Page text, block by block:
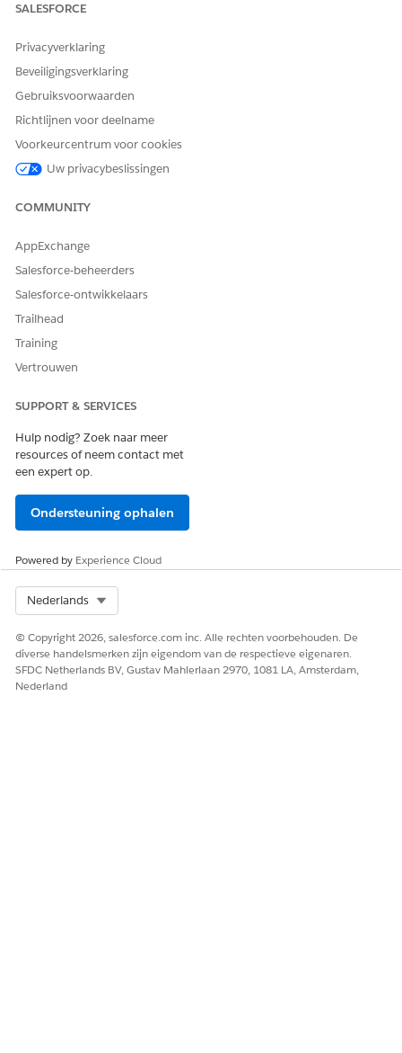
die automatisering mogelijk maken en wijs
kunnen gaan beheren.
Verplaats risico's op één plaats door hun volledige
levenscyclus, van het signaleren van een nieuwe dreiging
tot het sluiten van de lus. Leg risico's vast vanuit een
beheerde scenariobibliotheek, scoor ze automatisch met
de Engine voor bedrijfsregels, koppel de
HEEFT DIT ARTIKEL UW PROBLEEM OPGELOST?
Laat ons weten wat we kunnen doen om te verbeteren!
SALESFORCE
Privacyverklaring
Beveiligingsverklaring
Gebruiksvoorwaarden
Richtlijnen voor deelname
Voorkeurcentrum voor cookies
Uw privacybeslissingen
COMMUNITY
AppExchange
Salesforce-beheerders
Salesforce-ontwikkelaars
Trailhead
Training
Vertrouwen
SUPPORT & SERVICES
Hulp nodig? Zoek naar meer
resources of neem contact met
een expert op.
Ondersteuning ophalen
Powered by Experience Cloud
Nederlands
© Copyright 2026, salesforce.com inc. Alle rechten voorbehouden. De
diverse handelsmerken zijn eigendom van de respectieve eigenaren.
SFDC Netherlands BV, Gustav Mahlerlaan 2970, 1081 LA, Amsterdam,
Nederland